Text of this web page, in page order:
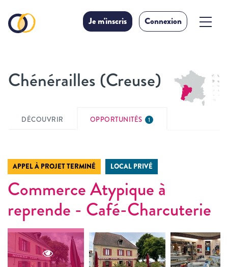
Je m'inscris Connexion
Chénérailles (Creuse)
DÉCOUVRIR OPPORTUNITÉS 1
APPEL À PROJET TERMINÉ LOCAL PRIVÉ
Commerce Atypique à
reprende - Café-Charcuterie